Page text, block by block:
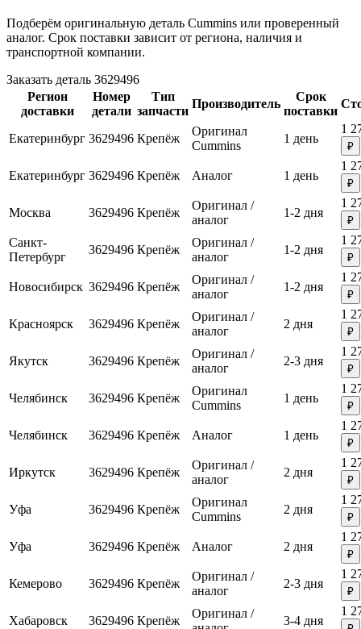
Подберём оригинальную деталь Cummins или проверенный
аналог. Срок поставки зависит от региона, наличия и
транспортной компании.
Заказать деталь 3629496
Регион
доставки
Номер
детали
Тип
запчасти
Производитель
Срок
поставки
Екатеринбург 3629496 Крепёж
Оригинал
Cummins
1 день
1
₽
Екатеринбург 3629496 Крепёж Аналог 1 день
1
₽
Москва 3629496 Крепёж
Оригинал /
аналог
1-2 дня
1
₽
Санкт-
Петербург
3629496 Крепёж
Оригинал /
аналог
1-2 дня
1
₽
Новосибирск 3629496 Крепёж
Оригинал /
аналог
1-2 дня
1
₽
Красноярск 3629496 Крепёж
Оригинал /
аналог
2 дня
1
₽
Якутск 3629496 Крепёж
Оригинал /
аналог
2-3 дня
1
₽
Челябинск 3629496 Крепёж
Оригинал
Cummins
1 день
1
₽
Челябинск 3629496 Крепёж Аналог 1 день
1
₽
Иркутск 3629496 Крепёж
Оригинал /
аналог
2 дня
1
₽
Уфа 3629496 Крепёж
Оригинал
Cummins
2 дня
1
₽
Уфа 3629496 Крепёж Аналог 2 дня
1
₽
Кемерово 3629496 Крепёж
Оригинал /
аналог
2-3 дня
1
₽
Хабаровск 3629496 Крепёж
Оригинал /
3-4 дня
1